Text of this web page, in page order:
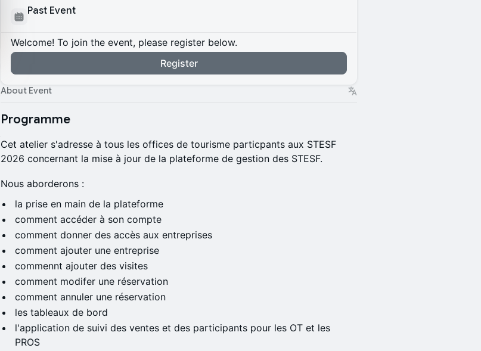
Past Event
Welcome! To join the event, please register below.
Register
About Event
Programme
Cet atelier s'adresse à tous les offices de tourisme particpants aux STESF
2026 concernant la mise à jour de la plateforme de gestion des STESF.
Nous aborderons :
la prise en main de la plateforme
comment accéder à son compte
comment donner des accès aux entreprises
comment ajouter une entreprise
commennt ajouter des visites
comment modifer une réservation
comment annuler une réservation
les tableaux de bord
l'application de suivi des ventes et des participants pour les OT et les
PROS